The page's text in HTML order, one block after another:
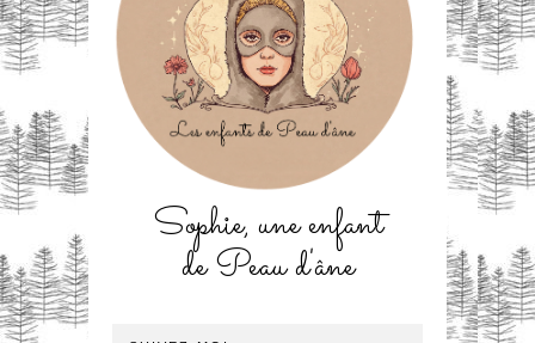
Sophie, une enfant
de Peau d'âne